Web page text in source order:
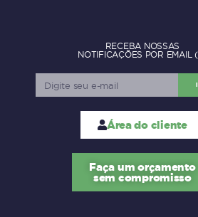
RECEBA NOSSAS
NOTIFICAÇÕES POR EMAIL
Área do cliente
Faça um orçamento
sem compromisso